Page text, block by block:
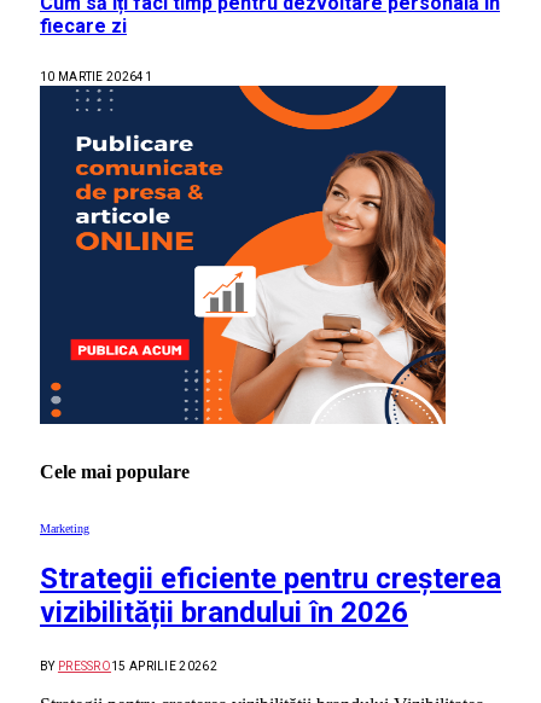
fiecare zi
10 MARTIE 202641
Cele mai populare
Marketing
Strategii eficiente pentru creșterea
vizibilității brandului în 2026
BY PRESSRO15 APRILIE 20262